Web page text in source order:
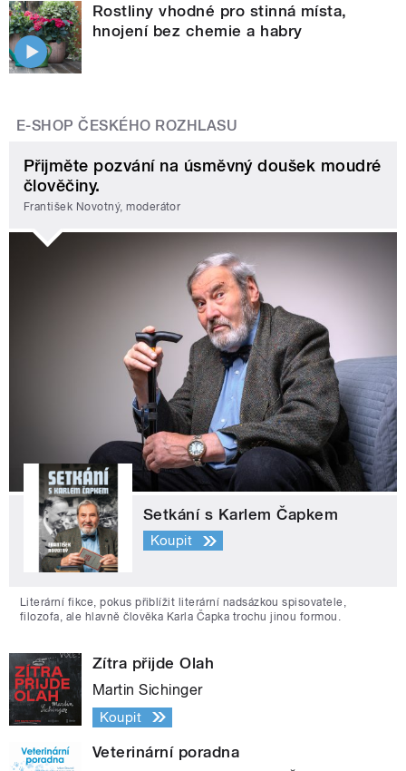
Rostliny vhodné pro stinná místa,
hnojení bez chemie a habry
E-SHOP ČESKÉHO ROZHLASU
Přijměte pozvání na úsměvný doušek moudré
člověčiny.
František Novotný, moderátor
Setkání s Karlem Čapkem
Koupit
Literární fikce, pokus přiblížit literární nadsázkou spisovatele,
filozofa, ale hlavně člověka Karla Čapka trochu jinou formou.
Zítra přijde Olah
Martin Sichinger
Koupit
Veterinární poradna